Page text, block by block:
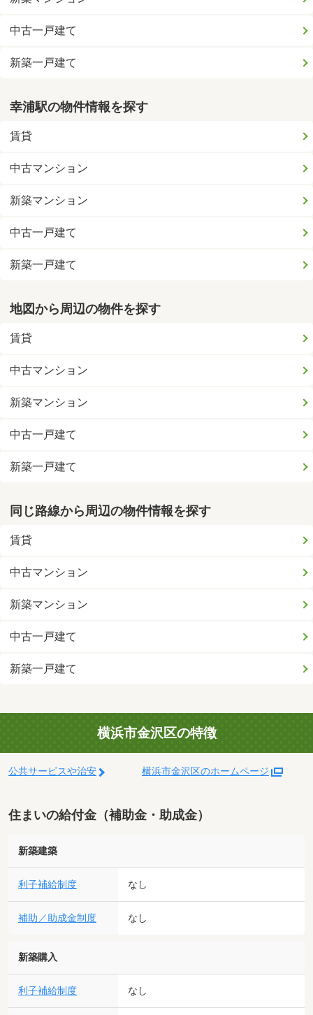
中古一戸建て
新築一戸建て
幸浦駅の物件情報を探す
賃貸
中古マンション
新築マンション
中古一戸建て
新築一戸建て
地図から周辺の物件を探す
賃貸
中古マンション
新築マンション
中古一戸建て
新築一戸建て
同じ路線から周辺の物件情報を探す
賃貸
中古マンション
新築マンション
中古一戸建て
新築一戸建て
横浜市金沢区の特徴
公共サービスや治安 横浜市金沢区のホームページ
住まいの給付金（補助金・助成金）
新築建築
利子補給制度 なし
補助／助成金制度 なし
新築購入
利子補給制度 なし